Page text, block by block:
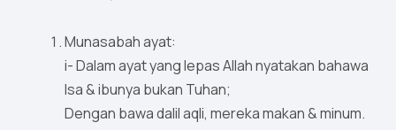
Munasabah ayat:
i- Dalam ayat yang lepas Allah nyatakan bahawa
Isa & ibunya bukan Tuhan;
Dengan bawa dalil aqli, mereka makan & minum.